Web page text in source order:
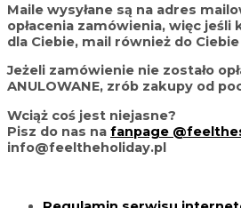
Maile wysyłane są na adres
opłacenia zamówienia, więc jeśli
dla Ciebie, mail również do
Jeżeli zamówienie nie zostało
ANULOWANE, zrób zakupy od
Wciąż coś jest niejasne?
Pisz do nas na fanpage
info@feeltheholiday.pl